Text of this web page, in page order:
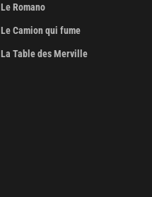
Le Romano
Le Camion qui fume
La Table des Merville